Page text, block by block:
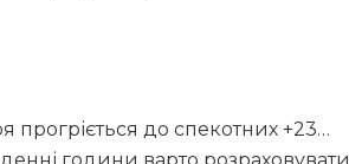
прогріється до спекотних +23…
години варто розраховувати